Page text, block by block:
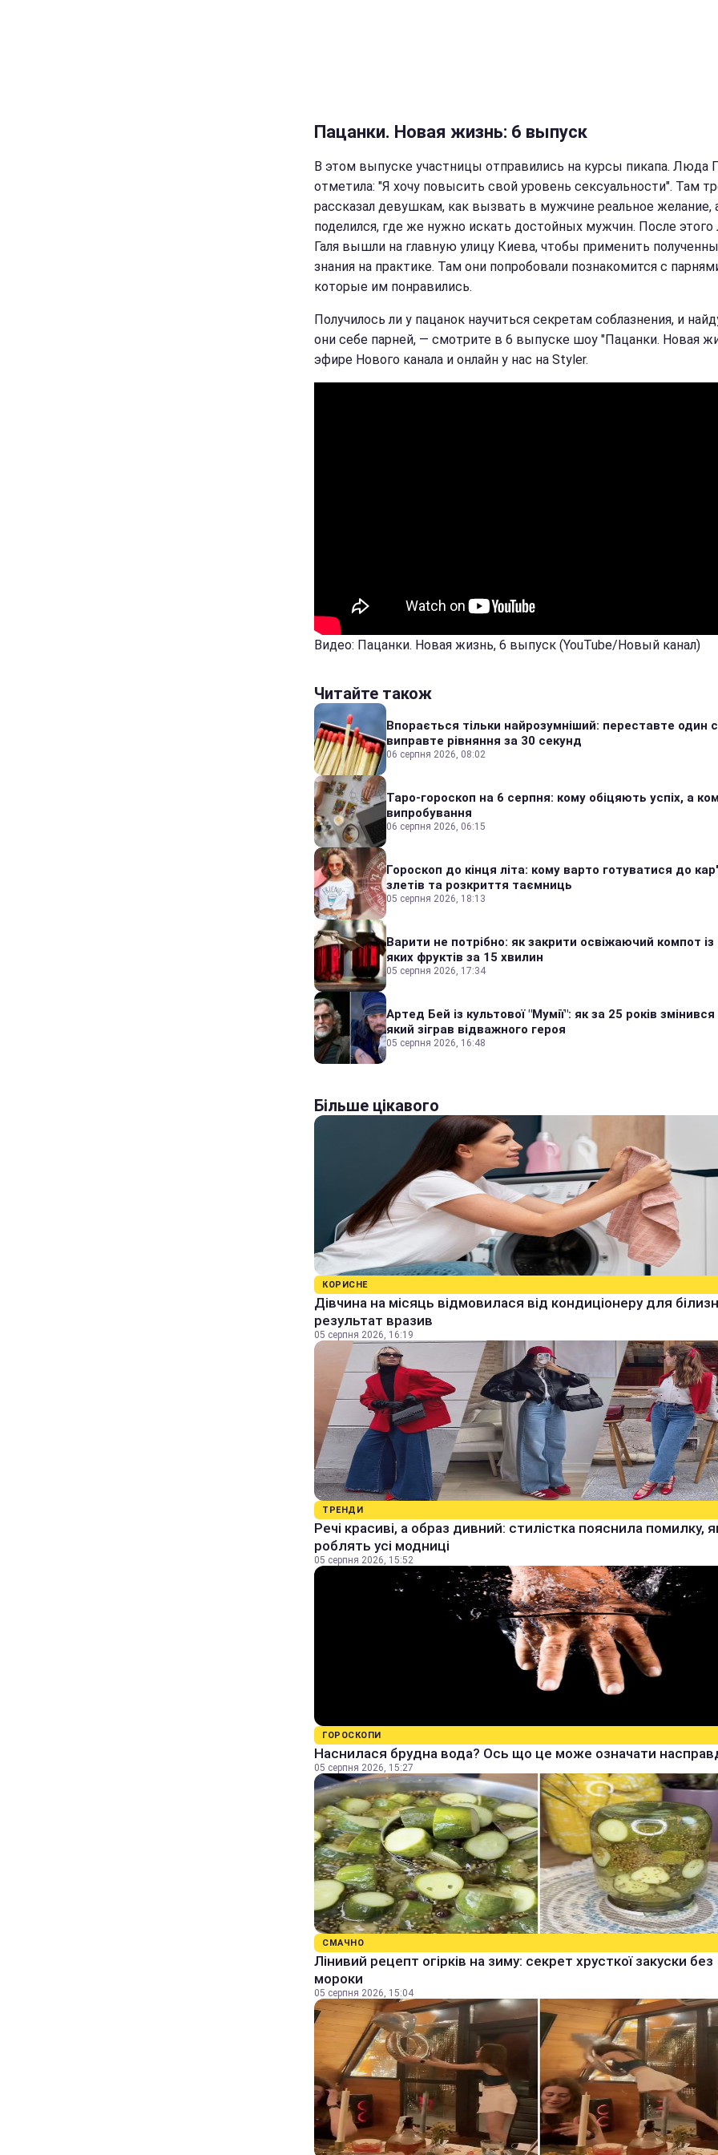
Пацанки. Новая жизнь: 6 выпуск
В этом выпуске участницы отправились на курсы пикапа. Люда
отметила: "Я хочу повысить свой уровень сексуальности". Там
рассказал девушкам, как вызвать в мужчине реальное желание,
поделился, где же нужно искать достойных мужчин. После
Галя вышли на главную улицу Киева, чтобы применить
знания на практике. Там они попробовали познакомится с
которые им понравились.
Получилось ли у пацанок научиться секретам соблазнения, и
они себе парней, — смотрите в 6 выпуске шоу "Пацанки. Новая
эфире Нового канала и онлайн у нас на Styler.
Видео: Пацанки. Новая жизнь, 6 выпуск (YouTube/Новый канал)
Читайте також
Впорається тільки найрозумніший: переставте один
виправте рівняння за 30 секунд
06 серпня 2026, 08:02
Таро-гороскоп на 6 серпня: кому обіцяють успіх, а
випробування
06 серпня 2026, 06:15
Гороскоп до кінця літа: кому варто готуватися до
злетів та розкриття таємниць
05 серпня 2026, 18:13
Варити не потрібно: як закрити освіжаючий компот
яких фруктів за 15 хвилин
05 серпня 2026, 17:34
Артед Бей із культової "Мумії": як за 25 років
який зіграв відважного героя
05 серпня 2026, 16:48
Більше цікавого
КОРИСНЕ
Дівчина на місяць відмовилася від кондиціонеру для
результат вразив
05 серпня 2026, 16:19
ТРЕНДИ
Речі красиві, а образ дивний: стилістка пояснила помилку,
роблять усі модниці
05 серпня 2026, 15:52
ГОРОСКОПИ
Наснилася брудна вода? Ось що це може означати
05 серпня 2026, 15:27
СМАЧНО
Лінивий рецепт огірків на зиму: секрет хрусткої закуски без
мороки
05 серпня 2026, 15:04